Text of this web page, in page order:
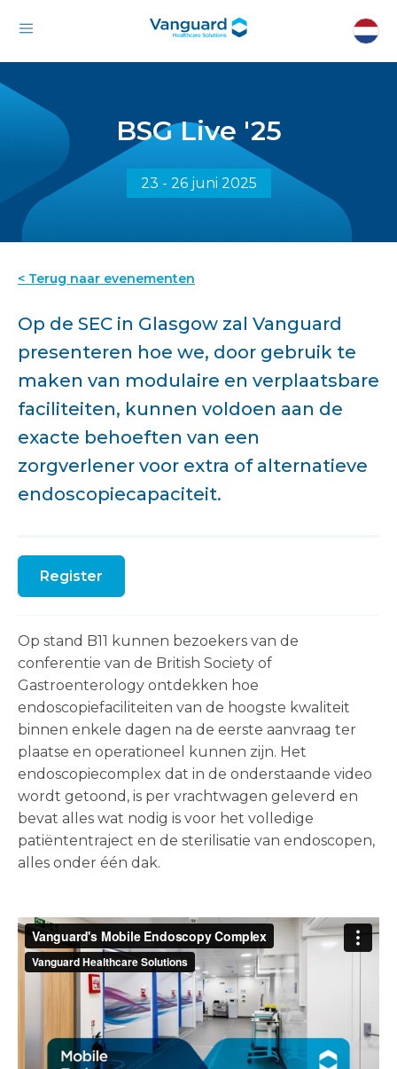
BSG Live '25
23 - 26 juni 2025
< Terug naar evenementen
Op de SEC in Glasgow zal Vanguard
presenteren hoe we, door gebruik te
maken van modulaire en verplaatsbare
faciliteiten, kunnen voldoen aan de
exacte behoeften van een
zorgverlener voor extra of alternatieve
endoscopiecapaciteit.
Register
Op stand B11 kunnen bezoekers van de
conferentie van de British Society of
Gastroenterology ontdekken hoe
endoscopiefaciliteiten van de hoogste kwaliteit
binnen enkele dagen na de eerste aanvraag ter
plaatse en operationeel kunnen zijn. Het
endoscopiecomplex dat in de onderstaande video
wordt getoond, is per vrachtwagen geleverd en
bevat alles wat nodig is voor het volledige
patiëntentraject en de sterilisatie van endoscopen,
alles onder één dak.